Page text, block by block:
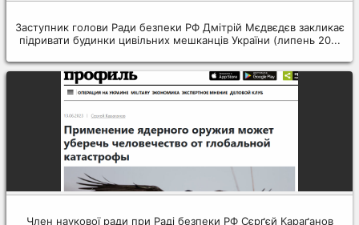
Заступник голови Ради безпеки РФ Дмітрій Мєдвєдєв закликає
підривати будинки цивільних мешканців України (липень 20...
Член наукової ради при Раді безпеки РФ Сєрґєй Караґанов